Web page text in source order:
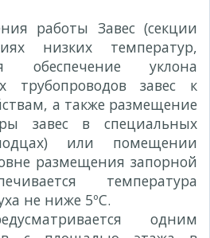
работы Завес (секции
низких температур,
обеспечение уклона
трубопроводов завес к
а также размещение
завес в специальных
или помещении
размещения запорной
температура
не ниже 5ºС.
одним